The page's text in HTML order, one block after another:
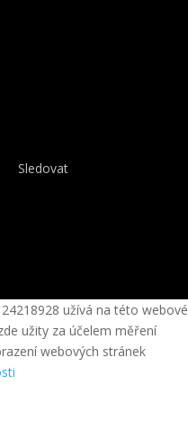
Sledovat
užívá na této webové
užity za účelem měření
webových stránek